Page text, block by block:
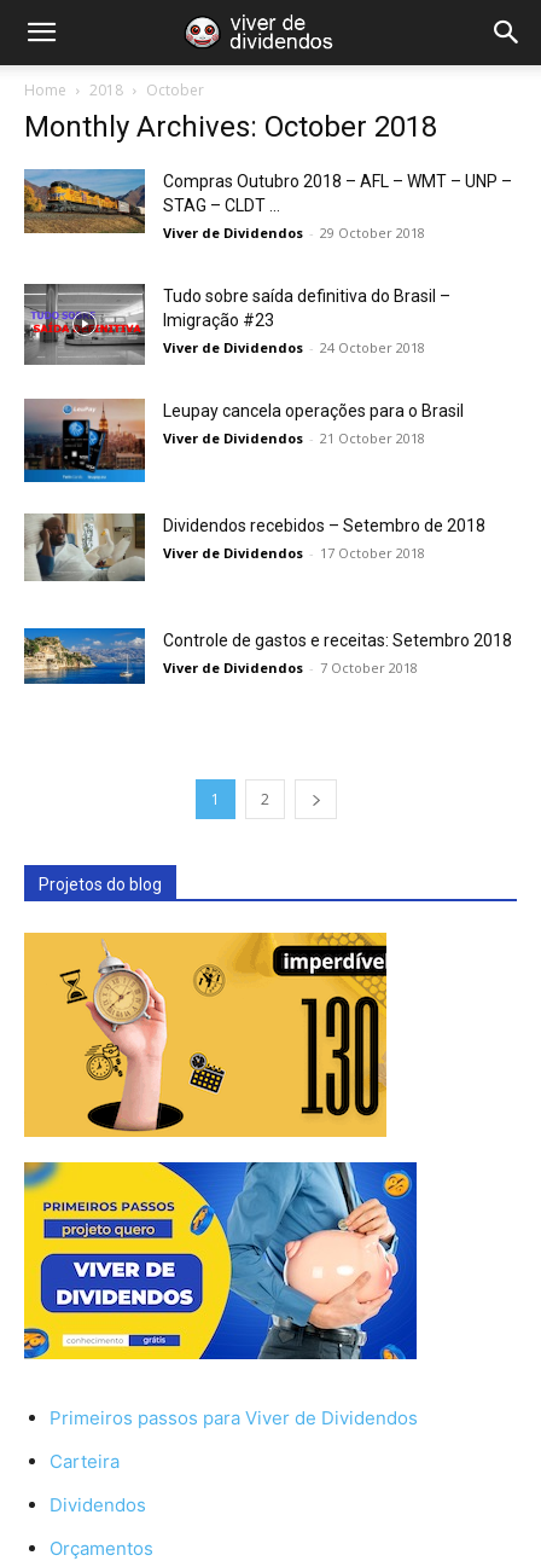
Home 2018 October
Monthly Archives: October 2018
Compras Outubro 2018 – AFL – WMT – UNP –
STAG – CLDT ...
Viver de Dividendos - 29 October 2018
Tudo sobre saída definitiva do Brasil –
Imigração #23
Viver de Dividendos - 24 October 2018
Leupay cancela operações para o Brasil
Viver de Dividendos - 21 October 2018
Dividendos recebidos – Setembro de 2018
Viver de Dividendos - 17 October 2018
Controle de gastos e receitas: Setembro 2018
Viver de Dividendos - 7 October 2018
1 2
Projetos do blog
Primeiros passos para Viver de Dividendos
Carteira
Dividendos
Orçamentos